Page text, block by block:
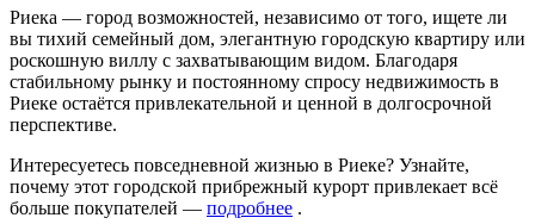
Риека — город возможностей, независимо от того, ищете ли
вы тихий семейный дом, элегантную городскую квартиру или
роскошную виллу с захватывающим видом. Благодаря
стабильному рынку и постоянному спросу недвижимость в
Риеке остаётся привлекательной и ценной в долгосрочной
перспективе.
Интересуетесь повседневной жизнью в Риеке? Узнайте,
почему этот городской прибрежный курорт привлекает всё
больше покупателей — подробнее .